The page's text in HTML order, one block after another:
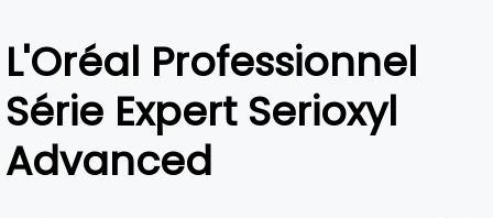
L'Oréal Professionnel
Série Expert Serioxyl
Advanced